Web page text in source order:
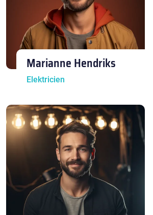
Marianne Hendriks
Elektricien